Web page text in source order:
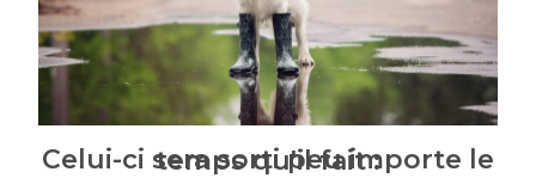
Celui-ci sera sorti peu importe le temps qu'il fait :